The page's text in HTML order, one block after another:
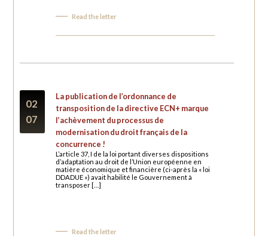
Read the letter
02
07
La publication de l’ordonnance de
transposition de la directive ECN+ marque
l’achèvement du processus de
modernisation du droit français de la
concurrence !
L’article 37, I de la loi portant diverses dispositions
d’adaptation au droit de l’Union européenne en
matière économique et financière (ci-après la « loi
DDADUE ») avait habilité le Gouvernement à
transposer […]
Read the letter